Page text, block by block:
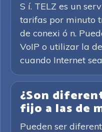
S í. TELZ es un
tarifas por minuto
de conexi ó n.
VoIP o utilizar la
cuando Internet
¿Son
fijo a las de
Pueden ser